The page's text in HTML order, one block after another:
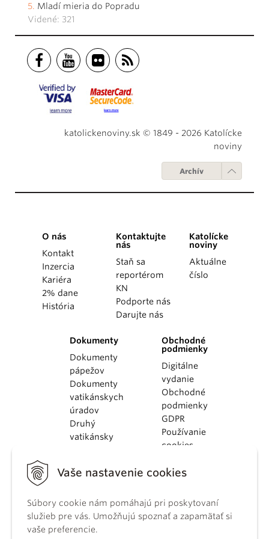
Vaše nastavenie cookies
Súbory cookie nám pomáhajú pri poskytovaní
služieb pre vás. Umožňujú spoznať a zapamätať si
vaše preferencie.
Mladí mieria do Popradu
Videné: 321
katolickenoviny.sk © 1849 - 2026 Katolícke
noviny
Archív
O nás
Kontakt
Inzercia
Kariéra
2% dane
História
Kontaktujte
nás
Staň sa
reportérom
KN
Podporte nás
Darujte nás
Katolícke
noviny
Aktuálne
číslo
Dokumenty
Dokumenty
pápežov
Dokumenty
vatikánskych
úradov
Druhý
vatikánsky
KBS
kánonického
práva
Katechizmus
Obchodné
podmienky
Digitálne
vydanie
Obchodné
podmienky
GDPR
Používanie
cookies